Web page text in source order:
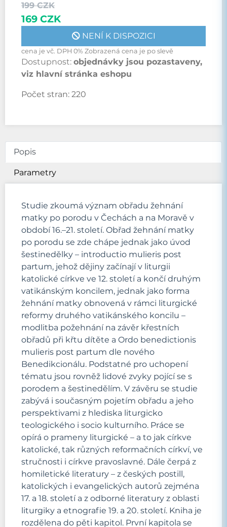
199 CZK
169 CZK
NENÍ K DISPOZICI
cena je vč. DPH 0% Zobrazená cena je po slevě
Dostupnost: objednávky jsou pozastaveny,
viz hlavní stránka eshopu
Počet stran: 220
Popis
Parametry
Studie zkoumá význam obřadu žehnání
matky po porodu v Čechách a na Moravě v
období 16.–21. století. Obřad žehnání matky
po porodu se zde chápe jednak jako úvod
šestinedělky – introductio mulieris post
partum, jehož dějiny začínají v liturgii
katolické církve ve 12. století a končí druhým
vatikánským koncilem, jednak jako forma
žehnání matky obnovená v rámci liturgické
reformy druhého vatikánského koncilu –
modlitba požehnání na závěr křestních
obřadů při křtu dítěte a Ordo benedictionis
mulieris post partum dle nového
Benedikcionálu. Podstatné pro uchopení
tématu jsou rovněž lidové zvyky pojící se s
porodem a šestinedělím. V závěru se studie
zabývá i současným pojetím obřadu a jeho
perspektivami z hlediska liturgicko
teologického i socio kulturního. Práce se
opírá o prameny liturgické – a to jak církve
katolické, tak různých reformačních církví, ve
stručnosti i církve pravoslavné. Dále čerpá z
homiletické literatury – z českých postill,
katolických i evangelických autorů zejména
17. a 18. století a z odborné literatury z oblasti
liturgiky a etnografie 19. a 20. století. Kniha je
rozdělena do pěti kapitol. První kapitola se